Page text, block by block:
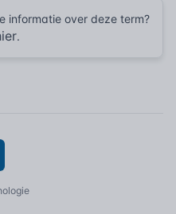
informatie over deze term?
.